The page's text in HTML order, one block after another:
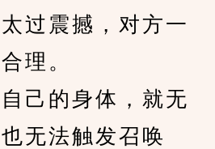
过震撼，对方一
理。
的身体，就无
无法触发召唤